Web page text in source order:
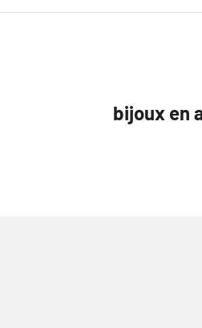
bijoux en